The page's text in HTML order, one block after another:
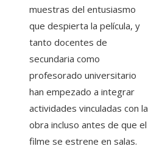
muestras del entusiasmo
que despierta la película, y
tanto docentes de
secundaria como
profesorado universitario
han empezado a integrar
actividades vinculadas con la
obra incluso antes de que el
filme se estrene en salas.